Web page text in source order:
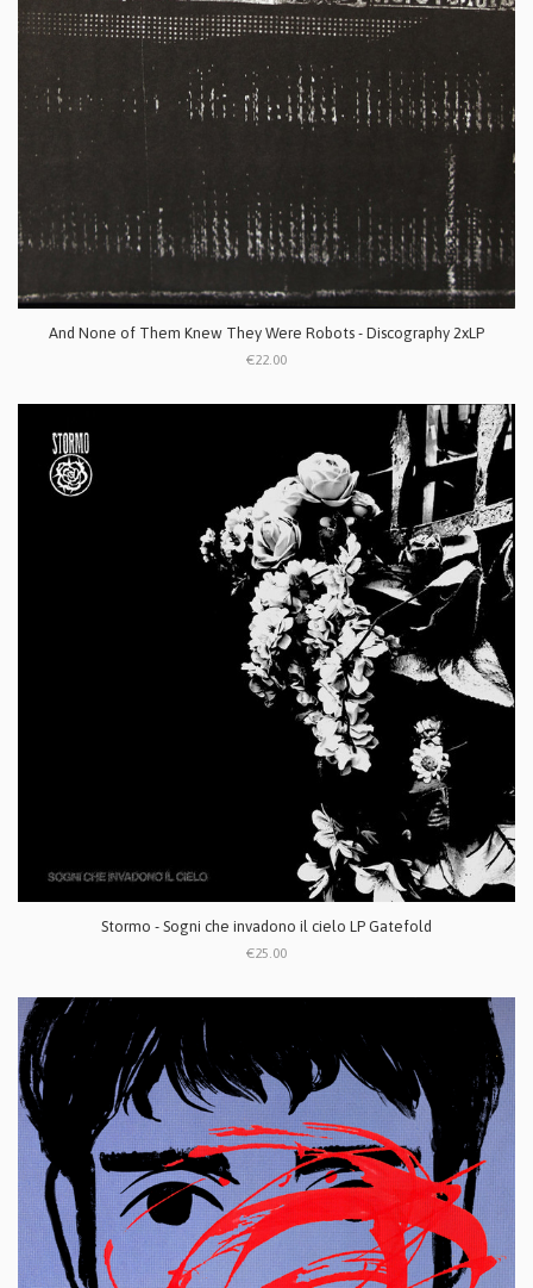
And None of Them Knew They Were Robots - Discography 2xLP
€22.00
Stormo - Sogni che invadono il cielo LP Gatefold
€25.00